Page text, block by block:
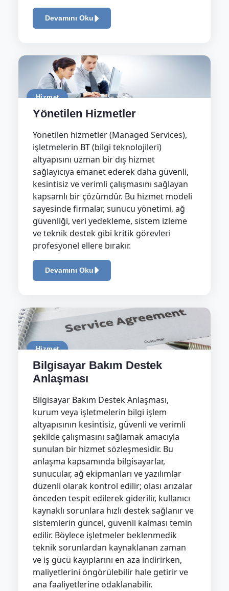
Devamını Oku
Hizmet
Yönetilen Hizmetler
Yönetilen hizmetler (Managed Services),
işletmelerin BT (bilgi teknolojileri)
altyapısını uzman bir dış hizmet
sağlayıcıya emanet ederek daha güvenli,
kesintisiz ve verimli çalışmasını sağlayan
kapsamlı bir çözümdür. Bu hizmet modeli
sayesinde firmalar, sunucu yönetimi, ağ
güvenliği, veri yedekleme, sistem izleme
ve teknik destek gibi kritik görevleri
profesyonel ellere bırakır.
Devamını Oku
Hizmet
Bilgisayar Bakım Destek
Anlaşması
Bilgisayar Bakım Destek Anlaşması,
kurum veya işletmelerin bilgi işlem
altyapısının kesintisiz, güvenli ve verimli
şekilde çalışmasını sağlamak amacıyla
sunulan bir hizmet sözleşmesidir. Bu
anlaşma kapsamında bilgisayarlar,
sunucular, ağ ekipmanları ve yazılımlar
düzenli olarak kontrol edilir; olası arızalar
önceden tespit edilerek giderilir, kullanıcı
kaynaklı sorunlara hızlı destek sağlanır ve
sistemlerin güncel, güvenli kalması temin
edilir. Böylece işletmeler beklenmedik
teknik sorunlardan kaynaklanan zaman
ve iş gücü kayıplarını en aza indirirken,
maliyetlerini öngörülebilir hale getirir ve
ana faaliyetlerine odaklanabilir.